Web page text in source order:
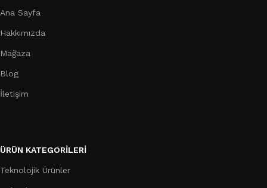
Ana Sayfa
Hakkımızda
Mağaza
Blog
İletişim
ÜRÜN KATEGORILERI
Teknolojik Ürünler